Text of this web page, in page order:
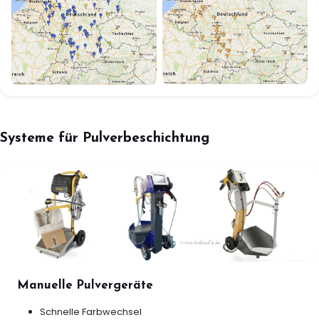
Systeme für Pulverbeschichtung
Manuelle Pulvergeräte
Schnelle Farbwechsel